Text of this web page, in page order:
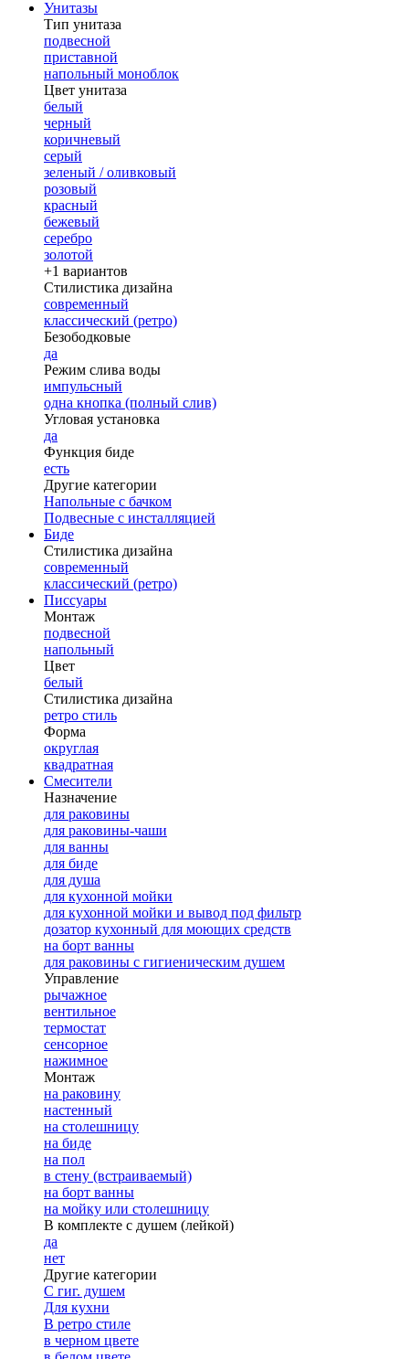
Унитазы
Тип унитаза
подвесной
приставной
напольный моноблок
Цвет унитаза
белый
черный
коричневый
серый
зеленый / оливковый
розовый
красный
бежевый
серебро
золотой
+1 вариантов
Стилистика дизайна
современный
классический (ретро)
Безободковые
да
Режим слива воды
импульсный
одна кнопка (полный слив)
Угловая установка
да
Функция биде
есть
Другие категории
Напольные с бачком
Подвесные с инсталляцией
Биде
Стилистика дизайна
современный
классический (ретро)
Писсуары
Монтаж
подвесной
напольный
Цвет
белый
Стилистика дизайна
ретро стиль
Форма
округлая
квадратная
Смесители
Назначение
для раковины
для раковины-чаши
для ванны
для биде
для душа
для кухонной мойки
для кухонной мойки и вывод под фильтр
дозатор кухонный для моющих средств
на борт ванны
для раковины с гигиеническим душем
Управление
рычажное
вентильное
термостат
сенсорное
нажимное
Монтаж
на раковину
настенный
на столешницу
на биде
на пол
в стену (встраиваемый)
на борт ванны
на мойку или столешницу
В комплекте с душем (лейкой)
да
нет
Другие категории
С гиг. душем
Для кухни
В ретро стиле
в черном цвете